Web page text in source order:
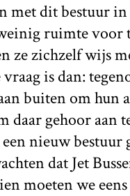
met dit bestuur in
ruimte voor
ze zichzelf wijs
is dan:
buiten om hun
daar gehoor aan
nieuw
dat Jet
moeten we